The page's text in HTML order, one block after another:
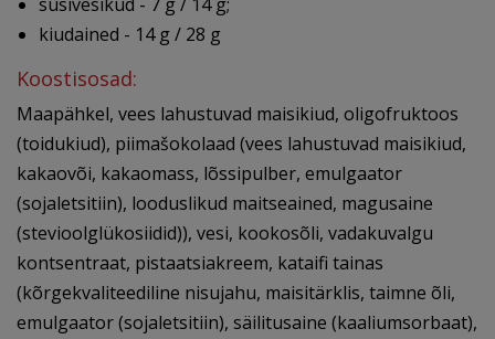
kiudained - 14 g / 28 g
Koostisosad:
Maapähkel, vees lahustuvad maisikiud, oligofruktoos
(toidukiud), piimašokolaad (vees lahustuvad maisikiud,
kakaovõi, kakaomass, lõssipulber, emulgaator
(sojaletsitiin), looduslikud maitseained, magusaine
(stevioolglükosiidid)), vesi, kookosõli, vadakuvalgu
kontsentraat, pistaatsiakreem, kataifi tainas
(kõrgekvaliteediline nisujahu, maisitärklis, taimne õli,
emulgaator (sojaletsitiin), säilitusaine (kaaliumsorbaat),